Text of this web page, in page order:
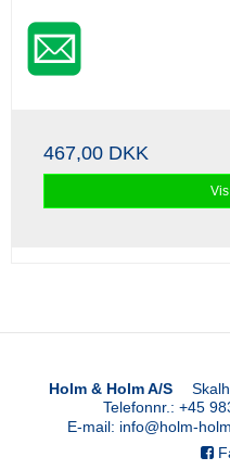
467,00 DKK
Holm & Holm A/S
Telefonnr.: +45
E-mail: info@holm-